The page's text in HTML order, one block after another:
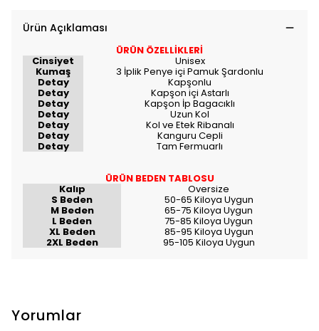
Ürün Açıklaması
ÜRÜN ÖZELLİKLERİ
Cinsiyet Unisex
Kumaş 3 İplik Penye içi Pamuk Şardonlu
Detay Kapşonlu
Detay Kapşon içi Astarlı
Detay Kapşon İp Bagacıklı
Detay Uzun Kol
Detay Kol ve Etek Ribanalı
Detay Kanguru Cepli
Detay Tam Fermuarlı
ÜRÜN BEDEN TABLOSU
Kalıp Oversize
S Beden 50-65 Kiloya Uygun
M Beden 65-75 Kiloya Uygun
L Beden 75-85 Kiloya Uygun
XL Beden 85-95 Kiloya Uygun
2XL Beden 95-105 Kiloya Uygun
Yorumlar